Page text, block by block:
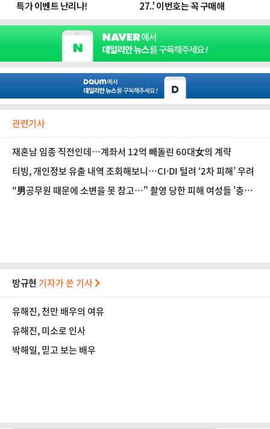
관련기사
재혼남 임종 직전인데…계좌서 12억 빼돌린 60대女의 계략
티빙, 개인정보 유출 내역 조회해보니…CI·DI 털려 ‘2차 피해’ 우려
"男공무원 때문에 소변을 못 참고…" 촬영 당한 피해 여성들 '충격
방규현 기자가 쓴 기사
유해진, 천만 배우의 여유
유해진, 미소로 인사
박해일, 믿고 보는 배우